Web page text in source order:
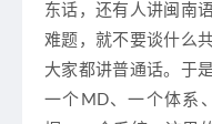
东话，还有人讲闽南
难题，就不要谈什么
大家都讲普通话。于
一个MD、一个体系